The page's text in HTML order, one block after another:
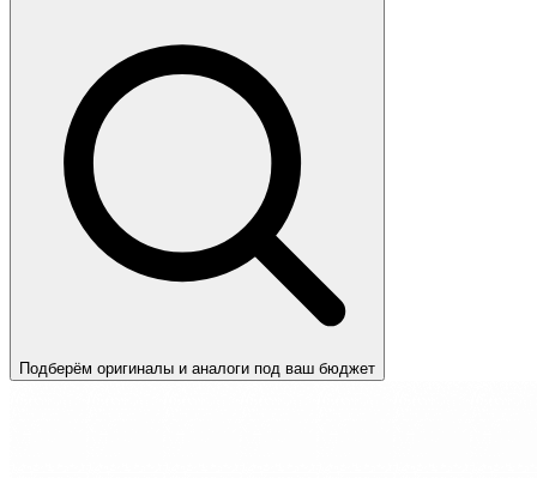
Подберём оригиналы и аналоги под ваш бюджет